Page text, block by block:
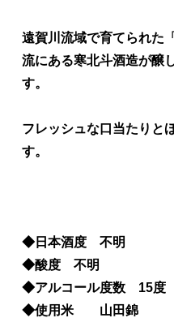
遠賀川流域で育てられた
流にある寒北斗酒造が醸
す。
フレッシュな口当たりと
す。
◆日本酒度 不明
◆酸度 不明
◆アルコール度数 15度
◆使用米 山田錦